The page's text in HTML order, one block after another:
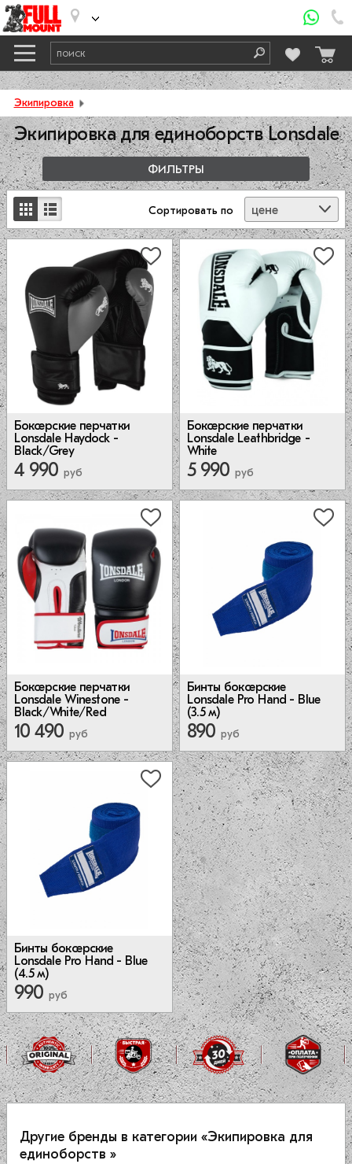
Экипировка
Экипировка для единоборств Lonsdale
ФИЛЬТРЫ
Сортировать по цене
Боксерские перчатки
Lonsdale Haydock -
Black/Grey
4 990 руб
Боксерские перчатки
Lonsdale Leathbridge -
White
5 990 руб
Боксерские перчатки
Lonsdale Winestone -
Black/White/Red
10 490 руб
Бинты боксерские
Lonsdale Pro Hand - Blue
(3.5 м)
890 руб
Бинты боксерские
Lonsdale Pro Hand - Blue
(4.5 м)
990 руб
Другие бренды в категории «Экипировка для
единоборств »